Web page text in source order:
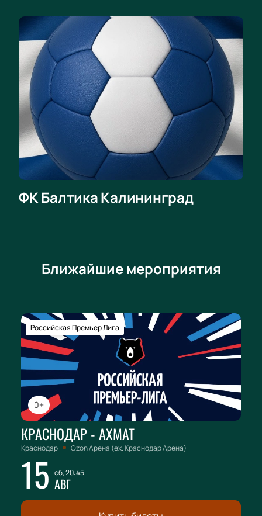
ФК Балтика Калининград
Ближайшие мероприятия
0+
Российская Премьер Лига
КРАСНОДАР - АХМАТ
Краснодар Ozon Арена (ex. Краснодар Арена)
15 сб, 20:45
АВГ